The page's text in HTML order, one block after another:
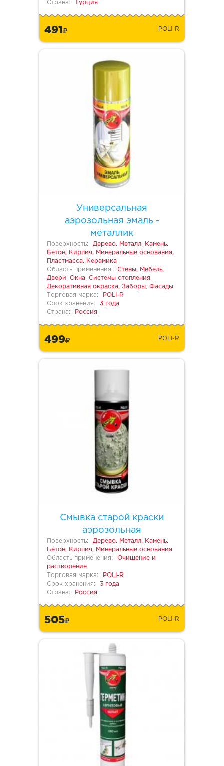
Страна: Турция
491 POLI-R
Универсальная
аэрозольная эмаль -
металлик
Поверхность:
Дерево, Металл, Камень,
Бетон, Кирпич, Минеральные основания,
Пластмасса, Керамика
Область применения:
Стены, Мебель,
Двери, Окна, Системы отопления,
Декоративная окраска, Заборы, Фасады
Торговая марка:
POLI-R
Срок хранения:
3 года
Страна:
Россия
499 POLI-R
Смывка старой краски
аэрозольная
Поверхность:
Дерево, Металл, Камень,
Бетон, Кирпич, Минеральные основания
Область применения:
Очищение и
растворение
Торговая марка:
POLI-R
Срок хранения:
3 года
Страна:
Россия
505 POLI-R